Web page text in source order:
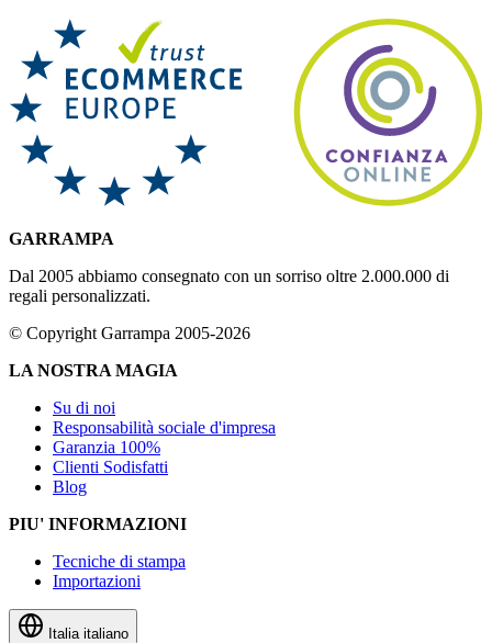
GARRAMPA
Dal 2005 abbiamo consegnato con un sorriso oltre 2.000.000 di
regali personalizzati.
© Copyright Garrampa 2005-2026
LA NOSTRA MAGIA
Su di noi
Responsabilità sociale d'impresa
Garanzia 100%
Clienti Sodisfatti
Blog
PIU' INFORMAZIONI
Tecniche di stampa
Importazioni
Italia italiano